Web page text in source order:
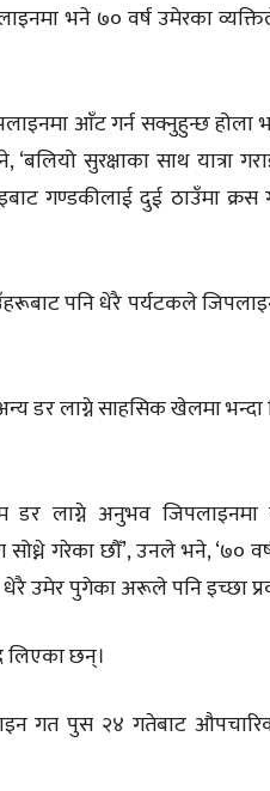
भने ७० वर्ष उमेरका
आँट गर्न सक्नुहुन्छ
सुरक्षाका साथ यात्रा
गण्डकीलाई दुई ठाउँमा
पनि धेरै पर्यटकले
लाग्ने साहसिक खेलमा भन्दा
डर लाग्ने अनुभव
गरेका छौँ’‚ उनले भने, ‘७०
उमेर पुगेका अरूले पनि इच्छा
छन्।
गत पुस २४ गतेबाट